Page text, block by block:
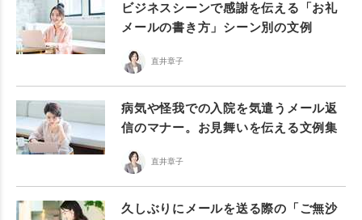
ビジネスシーンで感謝を伝える「お礼
メールの書き方」シーン別の文例
直井章子
病気や怪我での入院を気遣うメール返
信のマナー。お見舞いを伝える文例集
直井章子
久しぶりにメールを送る際の「ご無沙